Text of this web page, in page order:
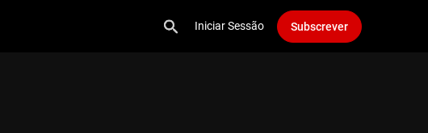
Iniciar Sessão Subscrever